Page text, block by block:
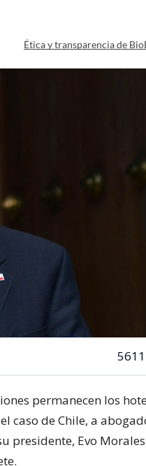
Ética y transparencia de
5611
permanecen los
caso de Chile, a
presidente, Evo